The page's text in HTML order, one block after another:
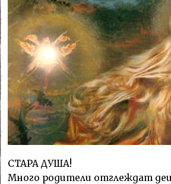
СТАРА ДУША!
Много родители отглеждат